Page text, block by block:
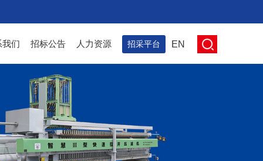
我们 招标公告 人力资源 招采平台 EN